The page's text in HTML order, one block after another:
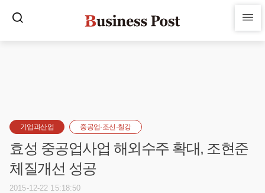
기업과산업 중공업·조선·철강
효성 중공업사업 해외수주 확대, 조현준
체질개선 성공
2015-12-22 15:18:50